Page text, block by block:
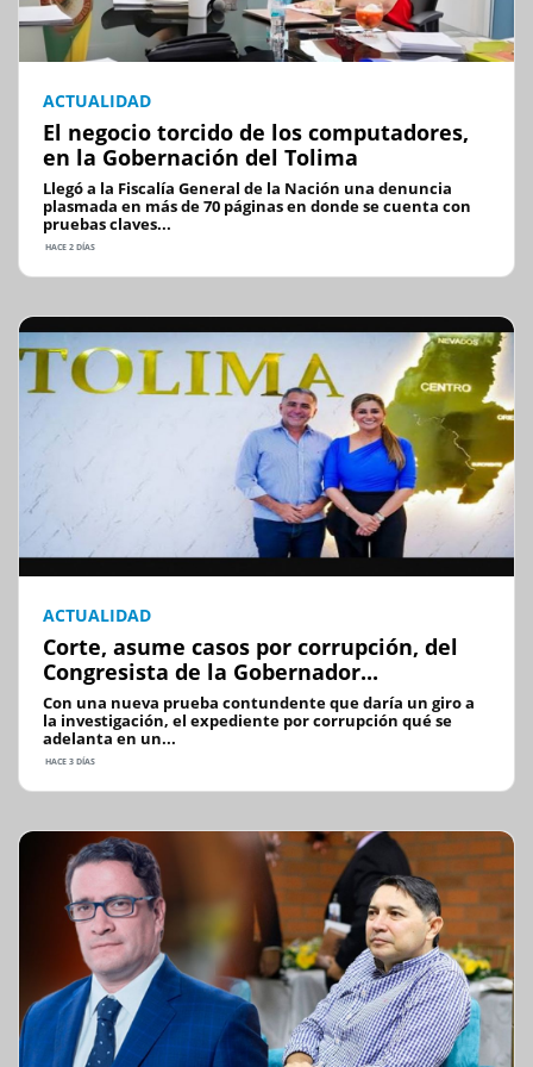
ACTUALIDAD
El negocio torcido de los computadores,
en la Gobernación del Tolima
Llegó a la Fiscalía General de la Nación una denuncia
plasmada en más de 70 páginas en donde se cuenta con
pruebas claves...
HACE 2 DÍAS
ACTUALIDAD
Corte, asume casos por corrupción, del
Congresista de la Gobernador...
Con una nueva prueba contundente que daría un giro a
la investigación, el expediente por corrupción qué se
adelanta en un...
HACE 3 DÍAS